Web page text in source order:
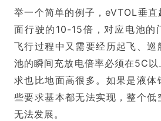
举一个简单的例子，eVTOL垂直
面行驶的10-15倍，对应电池的
飞行过程中又需要经历起飞、巡
池的瞬间充放电倍率必须在5C
求也比地面高很多。如果是液体
些要求基本都无法实现，整个低
无法发展。